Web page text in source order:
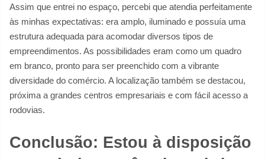
Assim que entrei no espaço, percebi que atendia perfeitamente
às minhas expectativas: era amplo, iluminado e possuía uma
estrutura adequada para acomodar diversos tipos de
empreendimentos. As possibilidades eram como um quadro
em branco, pronto para ser preenchido com a vibrante
diversidade do comércio. A localização também se destacou,
próxima a grandes centros empresariais e com fácil acesso a
rodovias.
Conclusão: Estou à disposição